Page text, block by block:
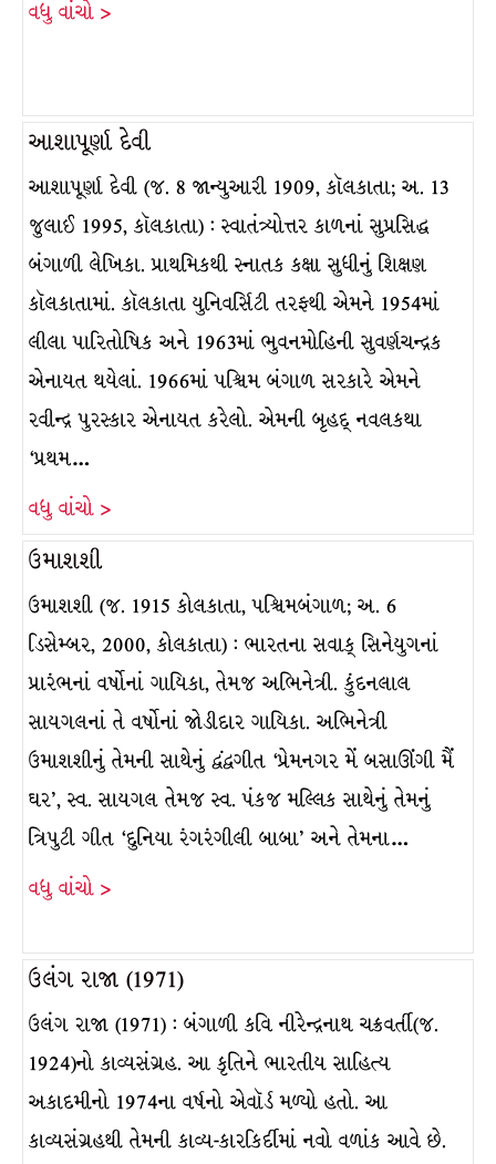
વધુ વાંચો >
આશાપૂર્ણા દેવી
આશાપૂર્ણા દેવી (જ. 8 જાન્યુઆરી 1909, કૉલકાતા; અ. 13
જુલાઈ 1995, કૉલકાતા) : સ્વાતંત્ર્યોત્તર કાળનાં સુપ્રસિદ્ધ
બંગાળી લેખિકા. પ્રાથમિકથી સ્નાતક કક્ષા સુધીનું શિક્ષણ
કૉલકાતામાં. કૉલકાતા યુનિવર્સિટી તરફથી એમને 1954માં
લીલા પારિતોષિક અને 1963માં ભુવનમોહિની સુવર્ણચન્દ્રક
એનાયત થયેલાં. 1966માં પશ્ચિમ બંગાળ સરકારે એમને
રવીન્દ્ર પુરસ્કાર એનાયત કરેલો. એમની બૃહદ્ નવલકથા
‘પ્રથમ…
વધુ વાંચો >
ઉમાશશી
ઉમાશશી (જ. 1915 કોલકાતા, પશ્ચિમબંગાળ; અ. 6
ડિસેમ્બર, 2000, કોલકાતા) : ભારતના સવાક્ સિનેયુગનાં
પ્રારંભનાં વર્ષોનાં ગાયિકા, તેમજ અભિનેત્રી. કુંદનલાલ
સાયગલનાં તે વર્ષોનાં જોડીદાર ગાયિકા. અભિનેત્રી
ઉમાશશીનું તેમની સાથેનું દ્વંદ્વગીત ‘પ્રેમનગર મેં બસાઊંગી મૈં
ઘર’, સ્વ. સાયગલ તેમજ સ્વ. પંકજ મલ્લિક સાથેનું તેમનું
ત્રિપુટી ગીત ‘દુનિયા રંગરંગીલી બાબા’ અને તેમના…
વધુ વાંચો >
ઉલંગ રાજા (1971)
ઉલંગ રાજા (1971) : બંગાળી કવિ નીરેન્દ્રનાથ ચક્રવર્તી(જ.
1924)નો કાવ્યસંગ્રહ. આ કૃતિને ભારતીય સાહિત્ય
અકાદમીનો 1974ના વર્ષનો એવૉર્ડ મળ્યો હતો. આ
કાવ્યસંગ્રહથી તેમની કાવ્ય-કારકિર્દીમાં નવો વળાંક આવે છે.